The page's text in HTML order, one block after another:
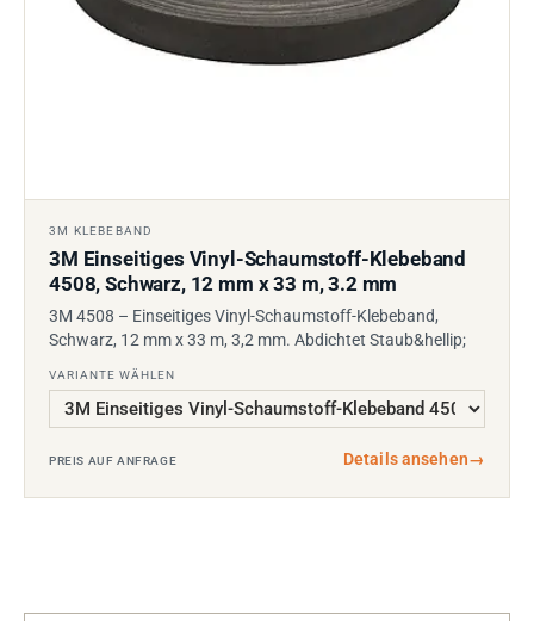
3M KLEBEBAND
3M Einseitiges Vinyl-Schaumstoff-Klebeband
4508, Schwarz, 12 mm x 33 m, 3.2 mm
3M 4508 – Einseitiges Vinyl-Schaumstoff-Klebeband,
Schwarz, 12 mm x 33 m, 3,2 mm. Abdichtet Staub&hellip;
VARIANTE WÄHLEN
PREIS AUF ANFRAGE Details ansehen→